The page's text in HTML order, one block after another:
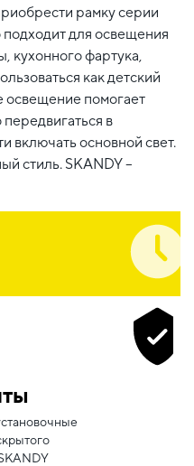
рамку серии
подходит для освещения
кухонного фартука,
как детский
освещение помогает
в
включать основной свет.
стиль. SKANDY –